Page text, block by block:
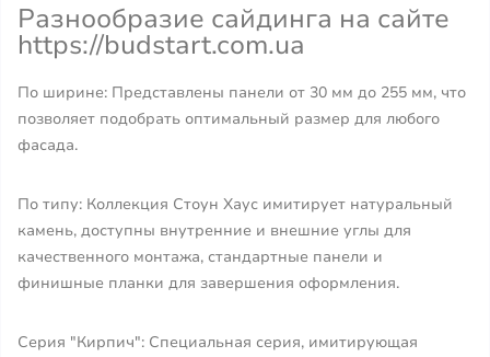
Разнообразие сайдинга на сайте
https://budstart.com.ua
По ширине: Представлены панели от 30 мм до 255 мм, что
позволяет подобрать оптимальный размер для любого
фасада.
По типу: Коллекция Стоун Хаус имитирует натуральный
камень, доступны внутренние и внешние углы для
качественного монтажа, стандартные панели и
финишные планки для завершения оформления.
Серия "Кирпич": Специальная серия, имитирующая